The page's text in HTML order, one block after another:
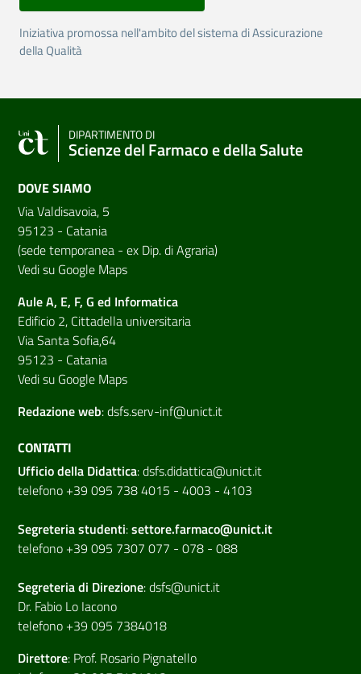
Iniziativa promossa nell'ambito del sistema di Assicurazione
della Qualità
DIPARTIMENTO DI
Scienze del Farmaco e della Salute
DOVE SIAMO
Via Valdisavoia, 5
95123 - Catania
(sede temporanea - ex Dip. di Agraria)
Vedi su Google Maps
Aule A, E, F, G ed Informatica
Edificio 2, Cittadella universitaria
Via Santa Sofia,64
95123 - Catania
Vedi su Google Maps
Redazione web:dsfs.serv-inf@unict.it
CONTATTI
Ufficio della Didattica:dsfs.didattica@unict.it
telefono +39 095 738 4015 - 4003 - 4103
Segreteria studenti:settore.farmaco@unict.it
telefono +39 095 7307 077 - 078 - 088
Segreteria di Direzione:dsfs@unict.it
Dr. Fabio Lo Iacono
telefono +39 095 7384018
Direttore: Prof. Rosario Pignatello